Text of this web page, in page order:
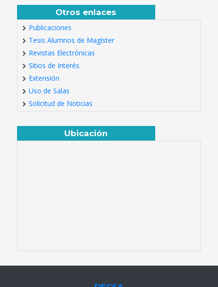
Otros enlaces
Publicaciones
Tesis Alumnos de Magíster
Revistas Electrónicas
Sitios de Interés
Extensión
Uso de Salas
Solicitud de Noticias
Ubicación